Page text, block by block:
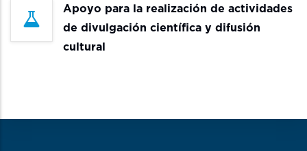
Apoyo para la realización de actividades
de divulgación científica y difusión
cultural